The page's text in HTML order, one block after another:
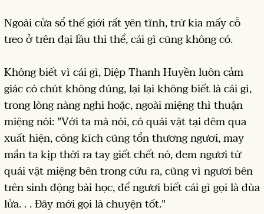
Ngoài cửa sổ thế giới rất yên tĩnh, trừ kia mấy cỗ
treo ở trên đại lầu thi thể, cái gì cũng không có.
Không biết vì cái gì, Diệp Thanh Huyền luôn cảm
giác có chút không đúng, lại lại không biết là cái gì,
trong lòng nàng nghi hoặc, ngoài miệng thì thuận
miệng nói: "Với ta mà nói, có quái vật tại đêm qua
xuất hiện, công kích cũng tổn thương ngươi, may
mắn ta kịp thời ra tay giết chết nó, đem ngươi từ
quái vật miệng bên trong cứu ra, cũng vì ngươi bên
trên sinh động bài học, để ngươi biết cái gì gọi là đùa
lửa. . . Đây mới gọi là chuyện tốt."